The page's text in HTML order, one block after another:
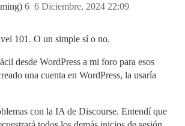
6 Diciembre, 2024 22:09
6
101. O un simple sí o no.
desde WordPress a mi foro para esos
una cuenta en WordPress, la usaría
con la IA de Discourse. Entendí que